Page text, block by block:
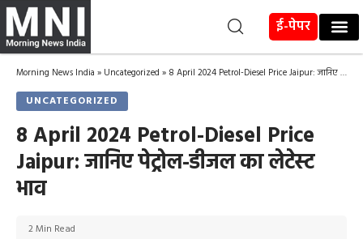
ई-पेपर
Morning News India » Uncategorized » 8 April 2024 Petrol-Diesel Price Jaipur: जानिए पेट्रोल-डीजल का लेटेस्ट भाव
UNCATEGORIZED
8 April 2024 Petrol-Diesel Price
Jaipur: जानिए पेट्रोल-डीजल का लेटेस्ट
भाव
2 Min Read